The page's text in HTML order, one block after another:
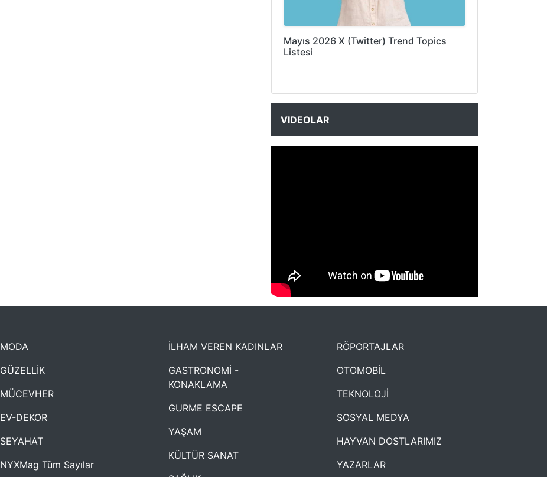
Mayıs 2026 X (Twitter) Trend Topics
Listesi
VIDEOLAR
NYXmag 2. Yaş Kutlama Etkinliği
MODA
GÜZELLİK
MÜCEVHER
EV-DEKOR
SEYAHAT
NYXMag Tüm Sayılar
İLHAM VEREN KADINLAR
GASTRONOMİ -
KONAKLAMA
GURME ESCAPE
YAŞAM
KÜLTÜR SANAT
RÖPORTAJLAR
OTOMOBİL
TEKNOLOJİ
SOSYAL MEDYA
HAYVAN DOSTLARIMIZ
YAZARLAR